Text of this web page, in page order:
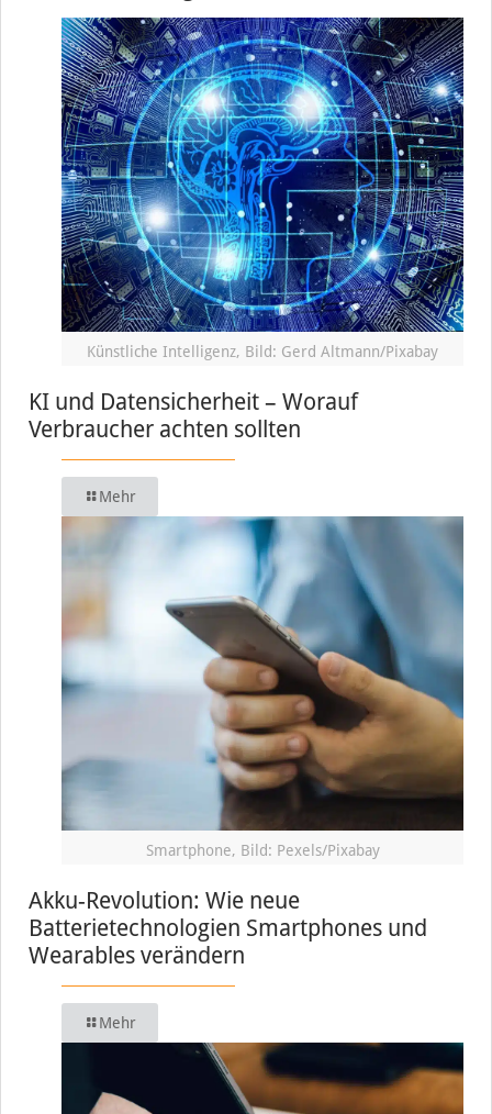
Künstliche Intelligenz, Bild: Gerd Altmann/Pixabay
KI und Datensicherheit – Worauf
Verbraucher achten sollten
Mehr
Smartphone, Bild: Pexels/Pixabay
Akku-Revolution: Wie neue
Batterietechnologien Smartphones und
Wearables verändern
Mehr